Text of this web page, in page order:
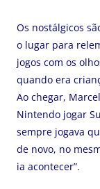
Os nostálgicos
o lugar para
jogos com os
quando era
Ao chegar,
Nintendo jogar
sempre jogava
de novo, no
ia acontecer”.